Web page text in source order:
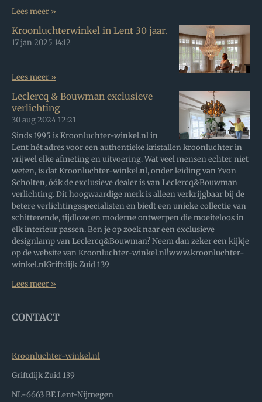
Lees meer »
Kroonluchterwinkel in Lent 30 jaar.
17 jan 2025 14:12
Lees meer »
Leclercq & Bouwman exclusieve
verlichting
30 aug 2024 12:21
Sinds 1995 is Kroonluchter-winkel.nl in
Lent hét adres voor een authentieke kristallen kroonluchter in
vrijwel elke afmeting en uitvoering. Wat veel mensen echter niet
weten, is dat Kroonluchter-winkel.nl, onder leiding van Yvon
Scholten, óók de exclusieve dealer is van Leclercq&Bouwman
verlichting. Dit hoogwaardige merk is alleen verkrijgbaar bij de
betere verlichtingsspecialisten en biedt een unieke collectie van
schitterende, tijdloze en moderne ontwerpen die moeiteloos in
elk interieur passen. Ben je op zoek naar een exclusieve
designlamp van Leclercq&Bouwman? Neem dan zeker een kijkje
op de website van Kroonluchter-winkel.nl!www.kroonluchter-
winkel.nlGriftdijk Zuid 139
Lees meer »
CONTACT
Kroonluchter-winkel.nl
Griftdijk Zuid 139
NL-6663 BE Lent-Nijmegen